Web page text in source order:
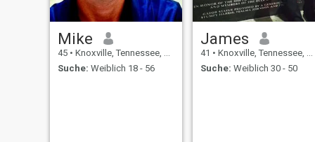
Mike
45 • Knoxville, Tennessee, USA
Suche: Weiblich 18 - 56
James
41 • Knoxville, Tennessee, USA
Suche: Weiblich 30 - 50